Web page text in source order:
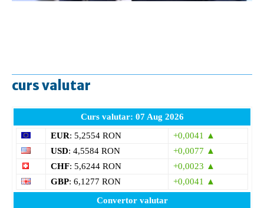
curs valutar
Curs valutar: 07 Aug 2026
EUR: 5,2554 RON
+0,0041 ▲
USD: 4,5584 RON
+0,0077 ▲
CHF: 5,6244 RON
+0,0023 ▲
GBP: 6,1277 RON
+0,0041 ▲
Convertor valutar